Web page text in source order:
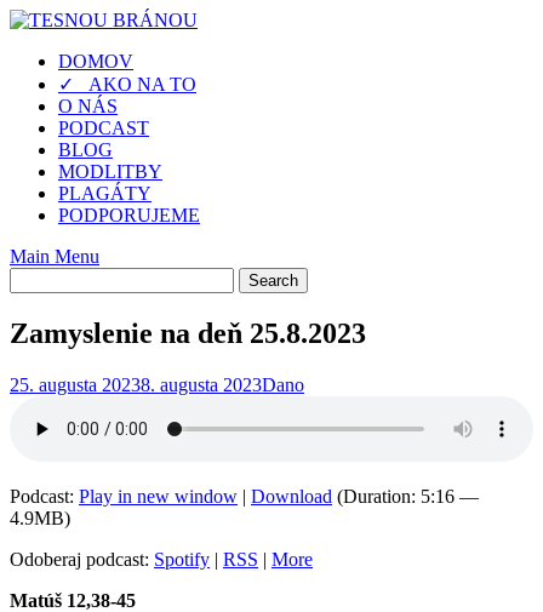
Skip
contentDOMOV
✓ AKO NA TO
O NÁS
PODCAST
BLOG
MODLITBY
PLAGÁTY
PODPORUJEME
Main Menu
Zamyslenie na deň 25.8.2023
25. augusta 20238. augusta 2023Dano
Podcast: Play in new window | Download (Duration: 5:16 —
4.9MB)
Odoberaj podcast: Spotify | RSS | More
Matúš 12,38-45